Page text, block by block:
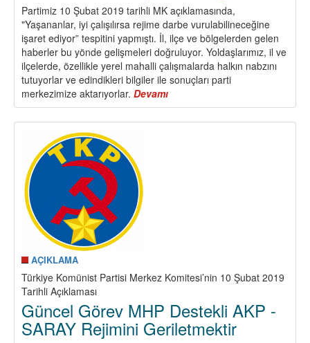
Partimiz 10 Şubat 2019 tarihli MK açıklamasında,
"Yaşananlar, iyi çalışılırsa rejime darbe vurulabilineceğine
işaret ediyor” tespitini yapmıştı. İl, ilçe ve bölgelerden gelen
haberler bu yönde gelişmeleri doğruluyor. Yoldaşlarımız, il ve
ilçelerde, özellikle yerel mahalli çalışmalarda halkın nabzını
tutuyorlar ve edindikleri bilgiler ile sonuçları parti
merkezimize aktarıyorlar. Devamı
Kürdistan’da
Kayyumları
AÇIKLAMA
Türkiye Komünist Partisi Merkez Komitesi’nin 10 Şubat 2019
Tarihli Açıklaması
Güncel Görev MHP Destekli AKP -
SARAY Rejimini Geriletmektir